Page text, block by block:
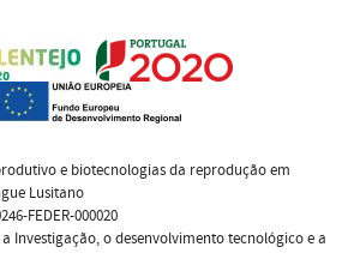
e biotecnologias da reprodução em
Lusitano
FEDER-000020
Investigação, o desenvolvimento tecnológico e a